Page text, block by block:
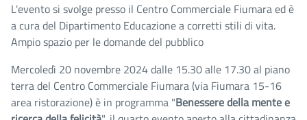
L'evento si svolge presso il Centro Commerciale Fiumara ed è
a cura del Dipartimento Educazione a corretti stili di vita.
Ampio spazio per le domande del pubblico
Mercoledì 20 novembre 2024 dalle 15.30 alle 17.30 al piano
terra del Centro Commerciale Fiumara (via Fiumara 15-16
area ristorazione) è in programma "Benessere della mente e